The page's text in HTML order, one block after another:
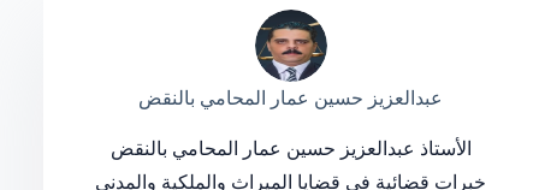
عبدالعزيز حسين عمار المحامي بالنقض
الأستاذ عبدالعزيز حسين عمار المحامي بالنقض
خبرات قضائية فى قضايا الميراث والملكية والمدنى